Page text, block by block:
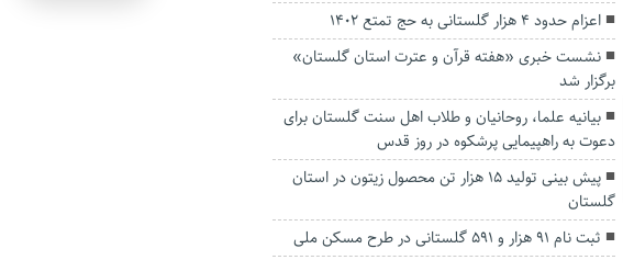
اعزام حدود ۴ هزار گلستانی به حج تمتع ۱۴۰۲
نشست خبری «هفته قرآن و عترت استان گلستان»
برگزار شد
بیانیه علما، روحانیان و طلاب اهل سنت گلستان برای
دعوت به راهپیمایی پرشکوه در روز قدس
پیش بینی تولید ۱۵ هزار تن محصول زیتون در استان
گلستان
ثبت نام ۹۱ هزار و ۵۹۱ گلستانی در طرح مسکن ملی